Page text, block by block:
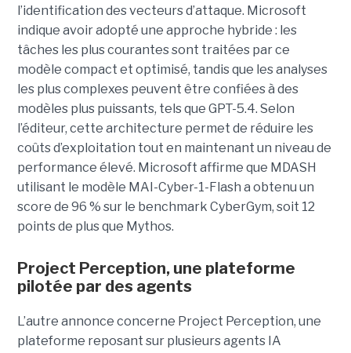
l’identification des vecteurs d’attaque. Microsoft
indique avoir adopté une approche hybride : les
tâches les plus courantes sont traitées par ce
modèle compact et optimisé, tandis que les analyses
les plus complexes peuvent être confiées à des
modèles plus puissants, tels que GPT-5.4. Selon
l’éditeur, cette architecture permet de réduire les
coûts d’exploitation tout en maintenant un niveau de
performance élevé. Microsoft affirme que MDASH
utilisant le modèle MAI-Cyber-1-Flash a obtenu un
score de 96 % sur le benchmark CyberGym, soit 12
points de plus que Mythos.
Project Perception, une plateforme
pilotée par des agents
L’autre annonce concerne Project Perception, une
plateforme reposant sur plusieurs agents IA